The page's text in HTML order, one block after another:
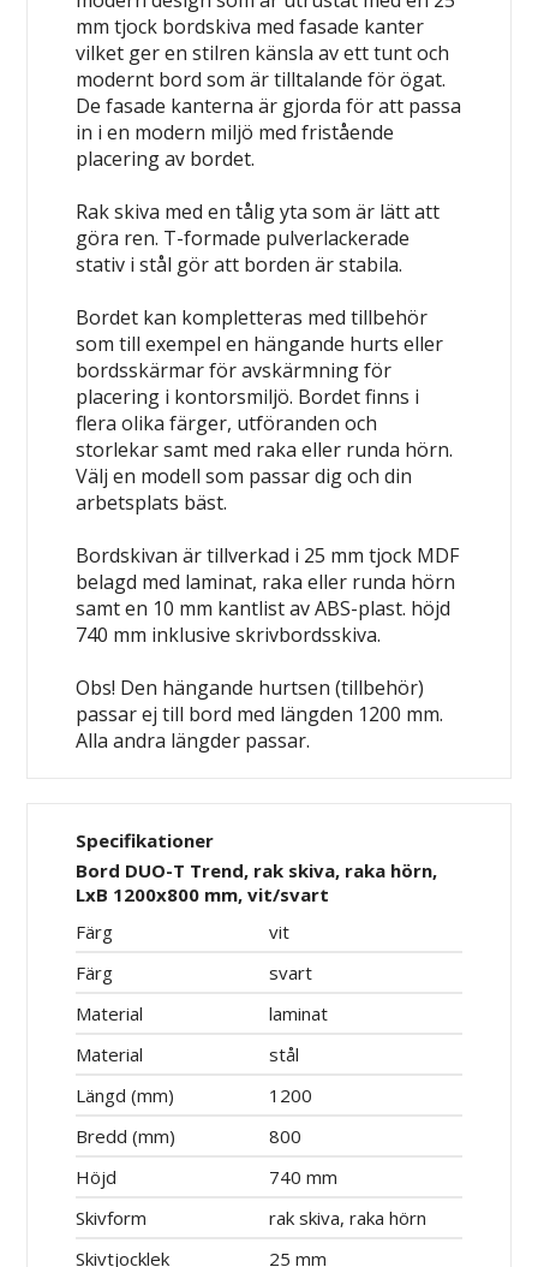
mm tjock bordskiva med fasade kanter
vilket ger en stilren känsla av ett tunt och
modernt bord som är tilltalande för ögat.
De fasade kanterna är gjorda för att passa
in i en modern miljö med fristående
placering av bordet.
Rak skiva med en tålig yta som är lätt att
göra ren. T-formade pulverlackerade
stativ i stål gör att borden är stabila.
Bordet kan kompletteras med tillbehör
som till exempel en hängande hurts eller
bordsskärmar för avskärmning för
placering i kontorsmiljö. Bordet finns i
flera olika färger, utföranden och
storlekar samt med raka eller runda hörn.
Välj en modell som passar dig och din
arbetsplats bäst.
Bordskivan är tillverkad i 25 mm tjock MDF
belagd med laminat, raka eller runda hörn
samt en 10 mm kantlist av ABS-plast. höjd
740 mm inklusive skrivbordsskiva.
Obs! Den hängande hurtsen (tillbehör)
passar ej till bord med längden 1200 mm.
Alla andra längder passar.
Specifikationer
Bord DUO-T Trend, rak skiva, raka hörn,
LxB 1200x800 mm, vit/svart
Färg
vit
Färg
svart
Material
laminat
Material
stål
Längd (mm)
1200
Bredd (mm)
800
Höjd
740 mm
Skivform
rak skiva, raka hörn
Skivtjocklek
25 mm